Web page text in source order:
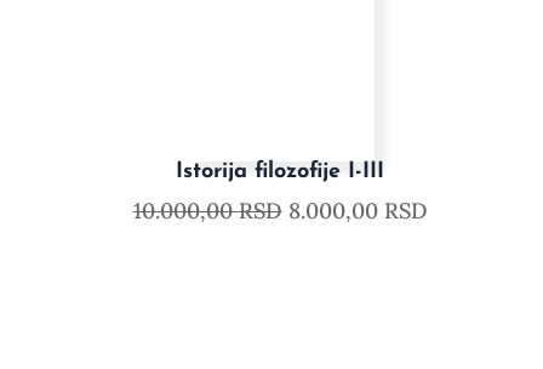
Istorija filozofije I-III
10.000,00RSD 8.000,00 RSD